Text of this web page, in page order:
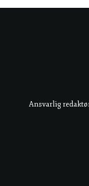
Ansvarlig